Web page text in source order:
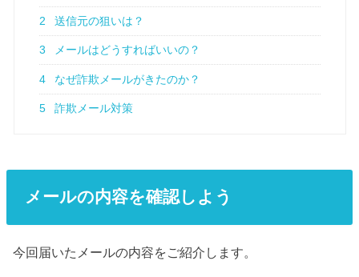
2 送信元の狙いは？
3 メールはどうすればいいの？
4 なぜ詐欺メールがきたのか？
5 詐欺メール対策
メールの内容を確認しよう
今回届いたメールの内容をご紹介します。